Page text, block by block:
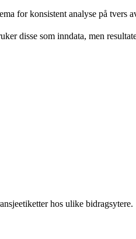
for konsistent analyse på tvers
disse som inndata, men
hos ulike bidragsytere.